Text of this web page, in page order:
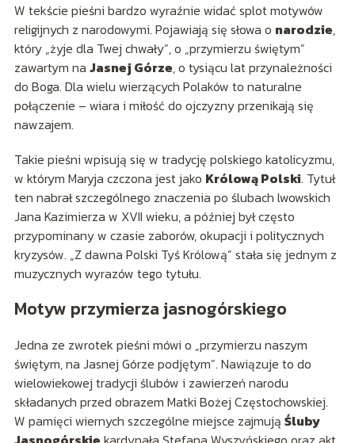
W tekście pieśni bardzo wyraźnie widać splot motywów
religijnych z narodowymi. Pojawiają się słowa o narodzie,
który „żyje dla Twej chwały”, o „przymierzu świętym”
zawartym na Jasnej Górze, o tysiącu lat przynależności
do Boga. Dla wielu wierzących Polaków to naturalne
połączenie – wiara i miłość do ojczyzny przenikają się
nawzajem.
Takie pieśni wpisują się w tradycję polskiego katolicyzmu,
w którym Maryja czczona jest jako Królową Polski. Tytuł
ten nabrał szczególnego znaczenia po ślubach lwowskich
Jana Kazimierza w XVII wieku, a później był często
przypominany w czasie zaborów, okupacji i politycznych
kryzysów. „Z dawna Polski Tyś Królową” stała się jednym z
muzycznych wyrazów tego tytułu.
Motyw przymierza jasnogórskiego
Jedna ze zwrotek pieśni mówi o „przymierzu naszym
świętym, na Jasnej Górze podjętym”. Nawiązuje to do
wielowiekowej tradycji ślubów i zawierzeń narodu
składanych przed obrazem Matki Bożej Częstochowskiej.
W pamięci wiernych szczególne miejsce zajmują Śluby